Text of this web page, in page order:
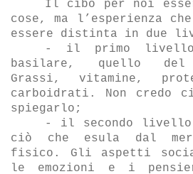
Il cibo per noi
cose, ma l’esperienza
essere distinta in due
- il primo
basilare, quello del
Grassi, vitamine,
carboidrati. Non credo
spiegarlo;
- il secondo livello
ciò che esula dal mero
fisico. Gli aspetti
le emozioni e i